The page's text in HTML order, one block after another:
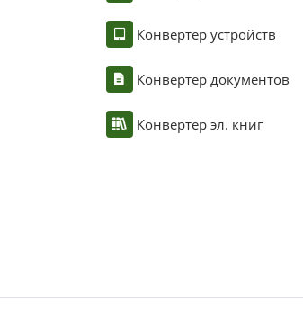
Конвертер устройств
Конвертер документов
Конвертер эл. книг